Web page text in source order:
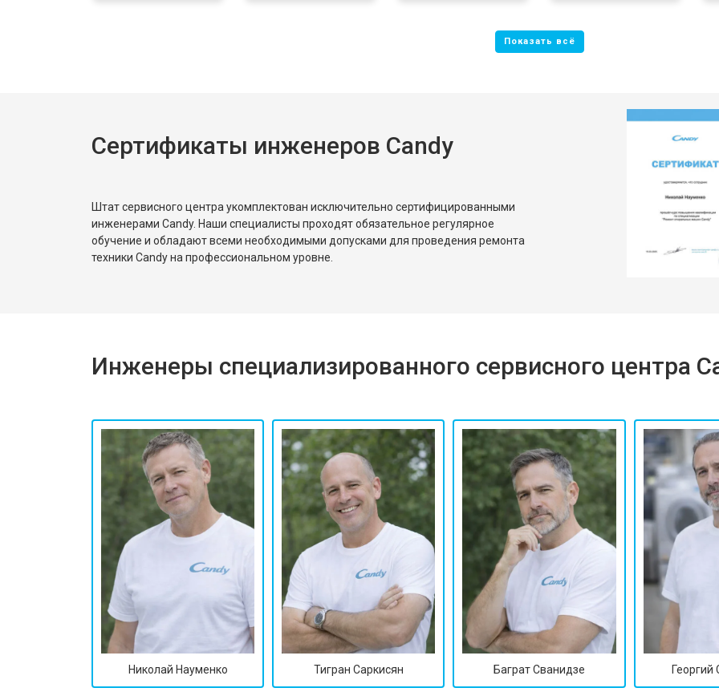
Сертификаты инженеров Candy
Штат сервисного центра укомплектован исключительно сертифицированными
инженерами Candy. Наши специалисты проходят обязательное регулярное
обучение и обладают всеми необходимыми допусками для проведения ремонта
техники Candy на профессиональном уровне.
Инженеры специализированного сервисного центра
Николай Науменко Тигран Саркисян Баграт Сванидзе Георгий